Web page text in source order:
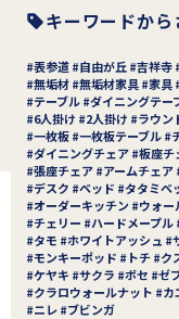
キーワードから
表参道 自由が丘 吉祥寺
無垢材 無垢材家具 家具
テーブル ダイニングテー
6人掛け
2人掛け
ラウン
一枚板 一枚板テーブル
ダイニングチェア 板座チ
張座チェア
アームチェア
デスク
ベッド タタミベ
オーダーキッチン
ウォー
チェリー
ハードメープル
タモ
ホワイトアッシュ
モンキーポッド
トチ ク
ケヤキ
サクラ ボセ
ゼ
クラロウォールナット
カ
ニレ
ブビンガ